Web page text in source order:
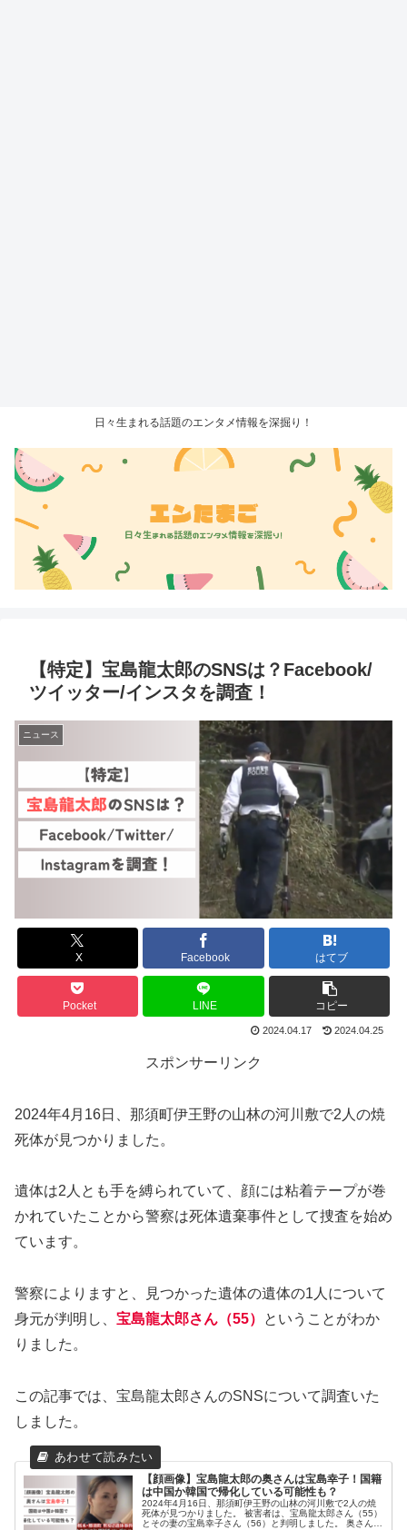
日々生まれる話題のエンタメ情報を深掘り！
【特定】宝島龍太郎のSNSは？Facebook/
ツイッター/インスタを調査！
ニュース
X Facebook はてブ
Pocket LINE コピー
2024.04.17 2024.04.25
スポンサーリンク
2024年4月16日、那須町伊王野の山林の河川敷で2人の焼
死体が見つかりました。
遺体は2人とも手を縛られていて、顔には粘着テープが巻
かれていたことから警察は死体遺棄事件として捜査を始め
ています。
警察によりますと、見つかった遺体の遺体の1人について
身元が判明し、 宝島龍太郎さん（55）
ということがわか
りました。
この記事では、宝島龍太郎さんのSNSについて調査いた
しました。
【顔画像】宝島龍太郎の奥さんは宝島幸子！国籍
は中国か韓国で帰化している可能性も？
2024年4月16日、那須町伊王野の山林の河川敷で2人の焼
死体が見つかりました。 被害者は、宝島龍太郎さん（55）
とその妻の宝島幸子さん（56）と判明しました。 奥さんの